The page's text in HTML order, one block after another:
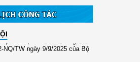
mục tiêu quốc gia xây dựng
Kế hoạch thực hiện Nghị
NQ/TW ngày 9/9/2025 của Bộ